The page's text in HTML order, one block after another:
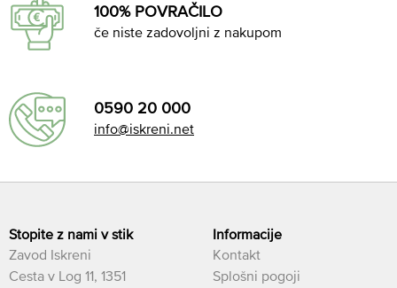
100% POVRAČILO
če niste zadovoljni z nakupom
0590 20 000
info@iskreni.net
Stopite z nami v stik
Zavod Iskreni
Cesta v Log 11, 1351
Informacije
Kontakt
Splošni pogoji